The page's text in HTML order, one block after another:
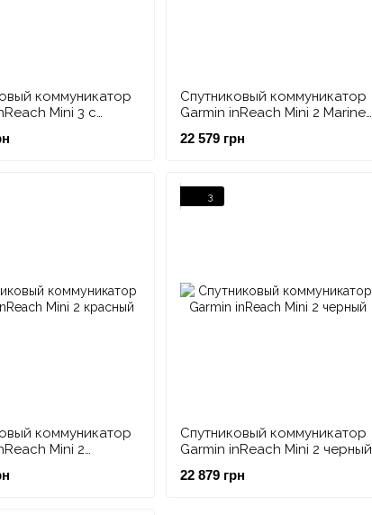
коммуникатор
Mini 3 с
Спутниковый коммуникатор
Garmin inReach Mini 2 Marine
22 579 грн
коммуникатор
Mini 2
3
Спутниковый коммуникатор
Garmin inReach Mini 2 черный
22 879 грн